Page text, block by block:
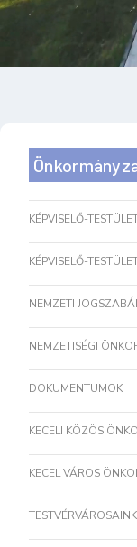
KÉPVISELŐ-
KÉPVISELŐ-
NEMZETI
NEMZETISÉGI
DOKUMENTUMOK
KECELI KÖZÖS
KECEL VÁROS
TESTVÉRVÁROSAINK